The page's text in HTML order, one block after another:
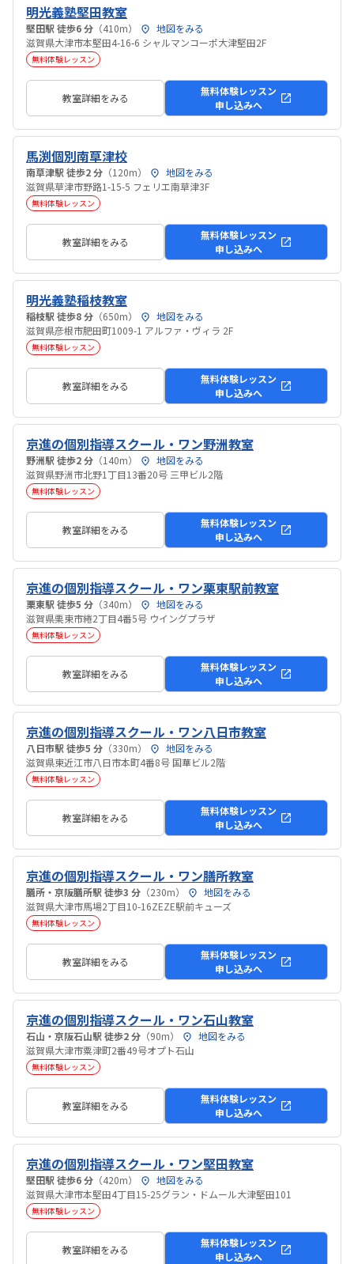
明光義塾堅田教室
堅田駅 徒歩6 分 （410m）
地図をみる
滋賀県大津市本堅田4-16-6 シャルマンコーポ大津堅田2F
無料体験レッスン
教室詳細をみる
無料体験レッスン
申し込みへ
馬渕個別南草津校
南草津駅 徒歩2 分 （120m）
地図をみる
滋賀県草津市野路1-15-5 フェリエ南草津3F
無料体験レッスン
教室詳細をみる
無料体験レッスン
申し込みへ
明光義塾稲枝教室
稲枝駅 徒歩8 分 （650m）
地図をみる
滋賀県彦根市肥田町1009-1 アルファ・ヴィラ 2F
無料体験レッスン
教室詳細をみる
無料体験レッスン
申し込みへ
京進の個別指導スクール・ワン野洲教室
野洲駅 徒歩2 分 （140m）
地図をみる
滋賀県野洲市北野1丁目13番20号 三甲ビル2階
無料体験レッスン
教室詳細をみる
無料体験レッスン
申し込みへ
京進の個別指導スクール・ワン栗東駅前教室
栗東駅 徒歩5 分 （340m）
地図をみる
滋賀県栗東市綣2丁目4番5号 ウイングプラザ
無料体験レッスン
教室詳細をみる
無料体験レッスン
申し込みへ
京進の個別指導スクール・ワン八日市教室
八日市駅 徒歩5 分 （330m）
地図をみる
滋賀県東近江市八日市本町4番8号 国華ビル2階
無料体験レッスン
教室詳細をみる
無料体験レッスン
申し込みへ
京進の個別指導スクール・ワン膳所教室
膳所・京阪膳所駅 徒歩3 分 （230m）
地図をみる
滋賀県大津市馬場2丁目10-16ZEZE駅前キューズ
無料体験レッスン
教室詳細をみる
無料体験レッスン
申し込みへ
京進の個別指導スクール・ワン石山教室
石山・京阪石山駅 徒歩2 分 （90m）
地図をみる
滋賀県大津市粟津町2番49号オプト石山
無料体験レッスン
教室詳細をみる
無料体験レッスン
申し込みへ
京進の個別指導スクール・ワン堅田教室
堅田駅 徒歩6 分 （420m）
地図をみる
滋賀県大津市本堅田4丁目15-25グラン・ドムール大津堅田101
無料体験レッスン
教室詳細をみる
無料体験レッスン
申し込みへ